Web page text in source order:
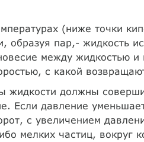
(ниже точки
образуя пар,- жидкость
между жидкостью
с какой
жидкости должны
Если давление
с увеличением
мелких частиц, вокруг